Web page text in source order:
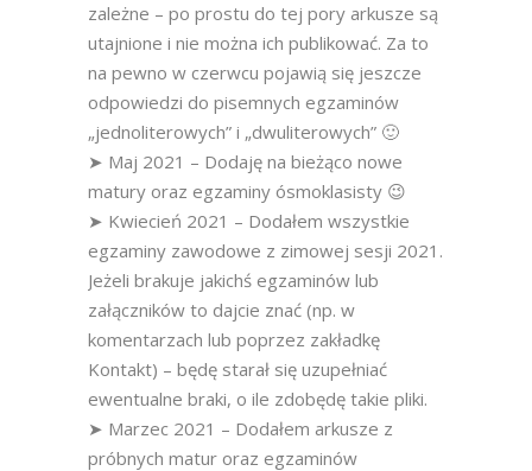
zależne – po prostu do tej pory arkusze są
utajnione i nie można ich publikować. Za to
na pewno w czerwcu pojawią się jeszcze
odpowiedzi do pisemnych egzaminów
„jednoliterowych” i „dwuliterowych” 🙂
➤ Maj 2021 – Dodaję na bieżąco nowe
matury oraz egzaminy ósmoklasisty 😉
➤ Kwiecień 2021 – Dodałem wszystkie
egzaminy zawodowe z zimowej sesji 2021.
Jeżeli brakuje jakichś egzaminów lub
załączników to dajcie znać (np. w
komentarzach lub poprzez zakładkę
Kontakt) – będę starał się uzupełniać
ewentualne braki, o ile zdobędę takie pliki.
➤ Marzec 2021 – Dodałem arkusze z
próbnych matur oraz egzaminów